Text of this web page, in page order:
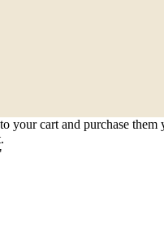
your cart and purchase them